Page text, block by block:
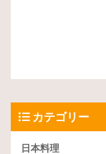
カテゴリー
日本料理